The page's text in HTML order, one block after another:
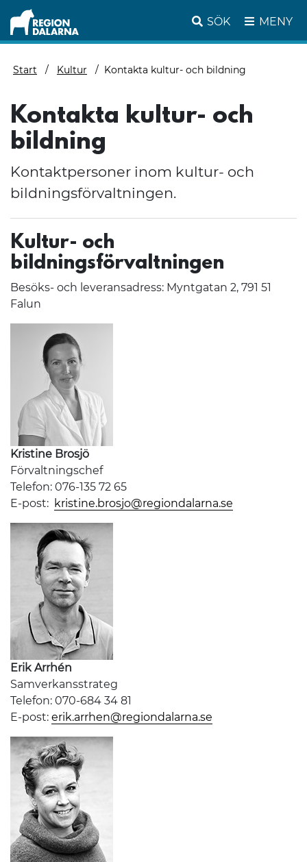
SÖK MENY
Start Kultur Kontakta kultur- och bildning
Kontakta kultur- och
bildning
Kontaktpersoner inom kultur- och
bildningsförvaltningen.
Kultur- och
bildningsförvaltningen
Besöks- och leveransadress: Myntgatan 2, 791 51
Falun
Kristine Brosjö
Förvaltningschef
Telefon: 076-135 72 65
E-post: kristine.brosjo@regiondalarna.se
Erik Arrhén
Samverkansstrateg
Telefon: 070-684 34 81
E-post: erik.arrhen@regiondalarna.se